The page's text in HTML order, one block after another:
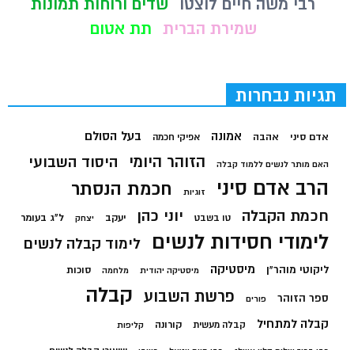
רבי משה חיים לוצטו
שדים ורוחות תמונות
שמירת הברית תת אטום
תגיות נבחרות
אדם סיני אהבה אמונה אפיקי חכמה בעל הסולם
האם מותר לנשים ללמוד קבלה הזוהר היומי היסוד השבועי
הרב אדם סיני זוגיות חכמת הנסתר
חכמת הקבלה טו בשבט יוני כהן יעקב יצחק ל"ג בעומר
לימודי חסידות לנשים לימוד קבלה לנשים
ליקוטי מוהר"ן מיסטיקה מיסטיקה יהודית מלחמה סוכות
ספר הזוהר פורים פרשת השבוע קבלה
קבלה למתחיל קבלה מעשית קורונה קליפות